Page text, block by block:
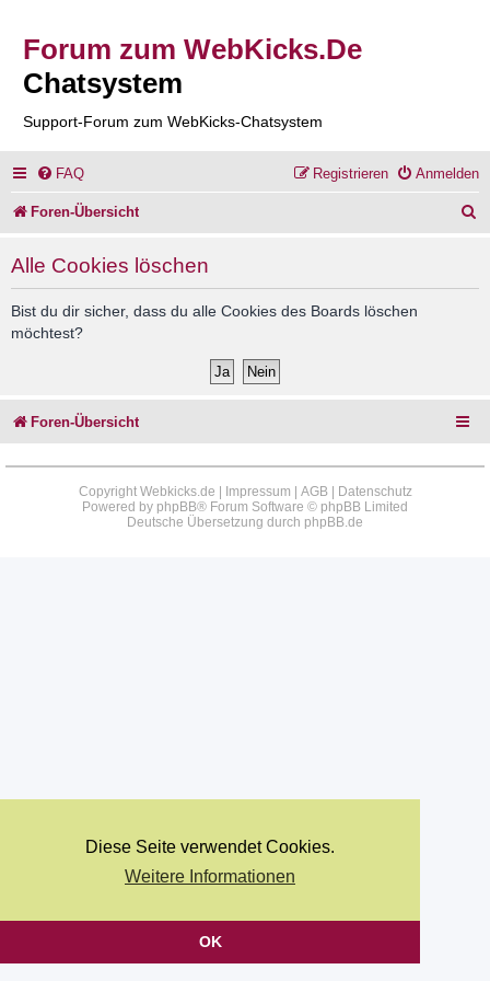
Diese Seite verwendet Cookies.
Weitere Informationen
OK
Forum zum WebKicks.De
Chatsystem
Support-Forum zum WebKicks-Chatsystem
FAQ Anmelden
Registrieren
Foren-Übersicht
Alle Cookies löschen
Bist du dir sicher, dass du alle Cookies des Boards löschen
möchtest?
Foren-Übersicht
Copyright Webkicks.de | Impressum AGB|
Datenschutz
Powered by phpBB® Forum Software © phpBB Limited
Deutsche Übersetzung durch phpBB.de